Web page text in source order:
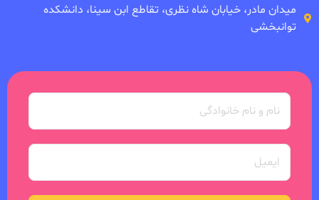
میدان مادر، خیابان شاه نظری، تقاطع ابن سینا، دانشکده
توانبخشی